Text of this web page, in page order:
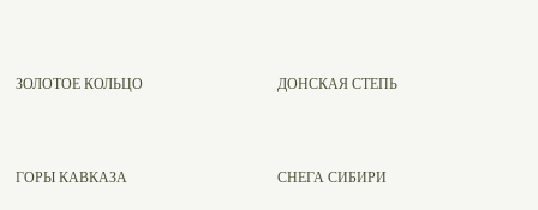
ЗОЛОТОЕ КОЛЬЦО ДОНСКАЯ СТЕПЬ
ГОРЫ КАВКАЗА СНЕГА СИБИРИ